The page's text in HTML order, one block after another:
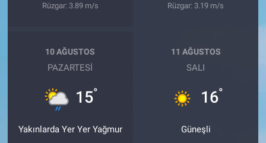
Rüzgar: 3.89 m/s
Rüzgar: 3.19 m/s
10 AĞUSTOS
PAZARTESI
15°
Yakınlarda Yer Yer Yağmur
11 AĞUSTOS
SALI
16°
Güneşli